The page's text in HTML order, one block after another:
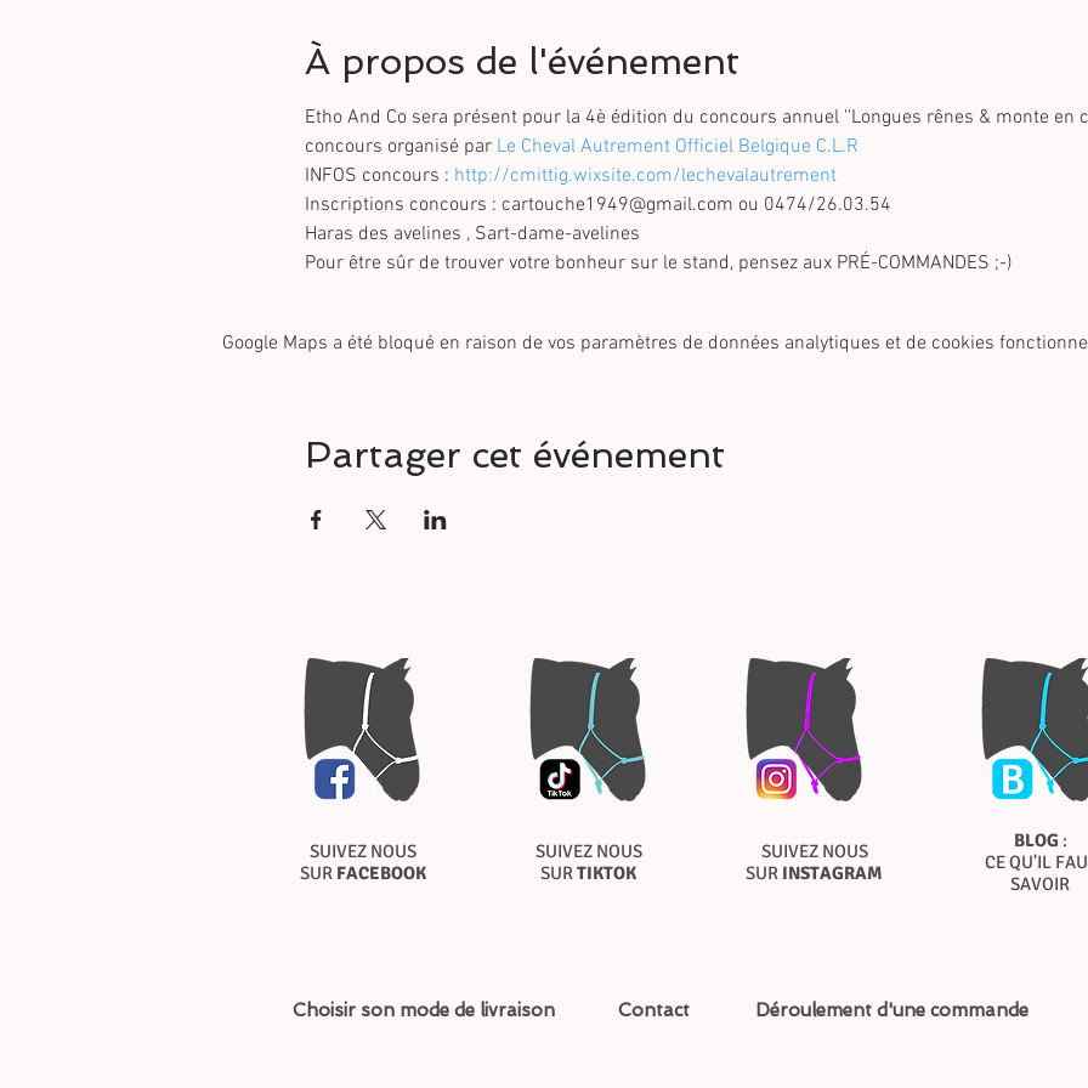
À propos de l'événement
concours organisé par
INFOS concours : http://cmittig.wixsite.com/lechevalautrement
Inscriptions concours : cartouche1949@gmail.com ou 0474/26.03.54
Pour être sûr de trouver votre bonheur sur le stand, pensez aux PRÉ-COMMANDES ;-)
Google Maps a été bloqué en raison de vos paramètres de données analytiques et de cookies
Partager cet événement
SUIVEZ NOUS
SUR FACEBOOK
SUIVEZ NOUS
SURTIKTOK
SUIVEZ NOUS
SUR INSTAGRAM
BLOG :
CE QU'IL
SAVOIR
Choisir son mode de livraison Contact Déroulement d'une commande